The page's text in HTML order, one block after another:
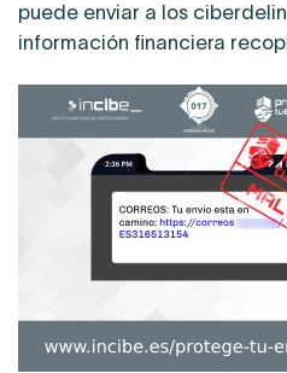
puede enviar a los
información financiera